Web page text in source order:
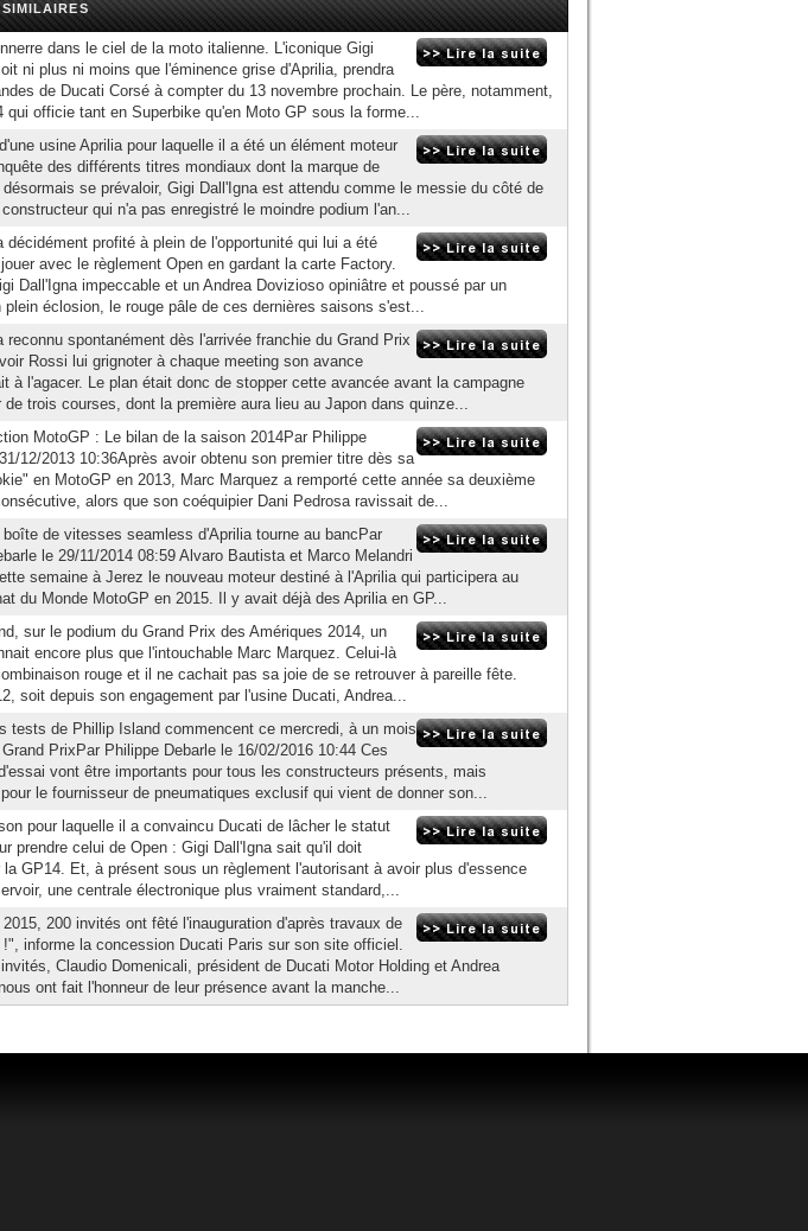
dans le ciel de la moto italienne. L'iconique Gigi
ni plus ni moins que l'éminence grise d'Aprilia, prendra
de Ducati Corsé à compter du 13 novembre prochain. Le père, notamment,
qui officie tant en Superbike qu'en Moto GP sous la forme...
usine Aprilia pour laquelle il a été un élément moteur
des différents titres mondiaux dont la marque de
désormais se prévaloir, Gigi Dall'Igna est attendu comme le messie du côté de
qui n'a pas enregistré le moindre podium l'an...
décidément profité à plein de l'opportunité qui lui a été
avec le règlement Open en gardant la carte Factory.
Dall'Igna impeccable et un Andrea Dovizioso opiniâtre et poussé par un
plein éclosion, le rouge pâle de ces dernières saisons s'est...
reconnu spontanément dès l'arrivée franchie du Grand Prix
Rossi lui grignoter à chaque meeting son avance
à l'agacer. Le plan était donc de stopper cette avancée avant la campagne
de trois courses, dont la première aura lieu au Japon dans quinze...
MotoGP : Le bilan de la saison 2014Par Philippe
12/2013 10:36Après avoir obtenu son premier titre dès sa
en MotoGP en 2013, Marc Marquez a remporté cette année sa deuxième
alors que son coéquipier Dani Pedrosa ravissait de...
boîte de vitesses seamless d'Aprilia tourne au bancPar
le 29/11/2014 08:59 Alvaro Bautista et Marco Melandri
semaine à Jerez le nouveau moteur destiné à l'Aprilia qui participera au
du Monde MotoGP en 2015. Il y avait déjà des Aprilia en GP...
sur le podium du Grand Prix des Amériques 2014, un
encore plus que l'intouchable Marc Marquez. Celui-là
rouge et il ne cachait pas sa joie de se retrouver à pareille fête.
soit depuis son engagement par l'usine Ducati, Andrea...
tests de Phillip Island commencent ce mercredi, à un mois
PrixPar Philippe Debarle le 16/02/2016 10:44 Ces
vont être importants pour tous les constructeurs présents, mais
le fournisseur de pneumatiques exclusif qui vient de donner son...
pour laquelle il a convaincu Ducati de lâcher le statut
prendre celui de Open : Gigi Dall'Igna sait qu'il doit
la GP14. Et, à présent sous un règlement l'autorisant à avoir plus d'essence
une centrale électronique plus vraiment standard,...
200 invités ont fêté l'inauguration d'après travaux de
informe la concession Ducati Paris sur son site officiel.
Claudio Domenicali, président de Ducati Motor Holding et Andrea
ont fait l'honneur de leur présence avant la manche...